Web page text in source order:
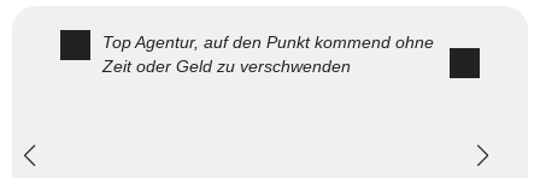
Top Agentur, auf den Punkt kommend ohne
Zeit oder Geld zu verschwenden